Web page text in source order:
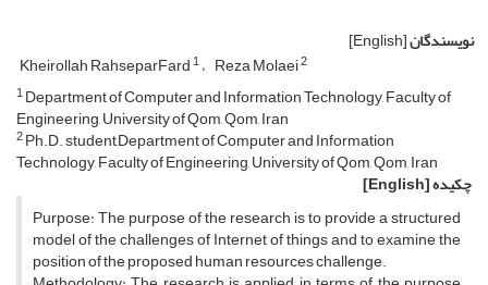
نویسندگان[English]
Kheirollah RahseparFard1 Reza Molaei2
1Department of Computer and Information Technology, Faculty of
Engineering, University of Qom, Qom, Iran
2Ph.D. student,Department of Computer and Information
Technology, Faculty of Engineering, University of Qom, Qom, Iran
چکیده[English]
Purpose: The purpose of the research is to provide a structured
model of the challenges of Internet of things and to examine the
position of the proposed human resources challenge.